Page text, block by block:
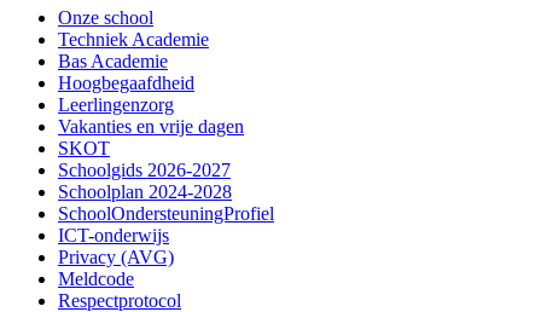
Onze school
Techniek Academie
Bas Academie
Hoogbegaafdheid
Leerlingenzorg
Vakanties en vrije dagen
SKOT
Schoolgids 2026-2027
Schoolplan 2024-2028
SchoolOndersteuningProfiel
ICT-onderwijs
Privacy (AVG)
Meldcode
Respectprotocol